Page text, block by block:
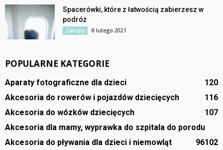
Spacerówki, które z łatwością zabierzesz w
podróż
Zakupy 8 lutego 2021
POPULARNE KATEGORIE
Aparaty fotograficzne dla dzieci
120
Akcesoria do rowerów i pojazdów dziecięcych
116
Akcesoria do wózków dziecięcych
107
Akcesoria dla mamy, wyprawka do szpitala do porodu
102
Akcesoria do pływania dla dzieci i niemowląt 96